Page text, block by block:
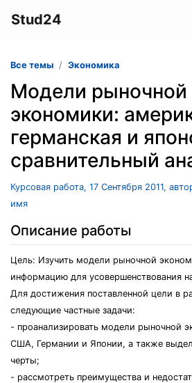
Stud24
Все темы Экономика
Модели рыночной
экономики:
германская и
сравнительный
Курсовая работа, 17 Сентября 2011,
имя
Описание работы
Цель: Изучить модели рыночной
информацию для усовершенствования
Для достижения поставленной цели в
следующие частные задачи:
- проанализировать модели рыночной
США, Германии и Японии, а также
черты;
- рассмотреть преимущества и